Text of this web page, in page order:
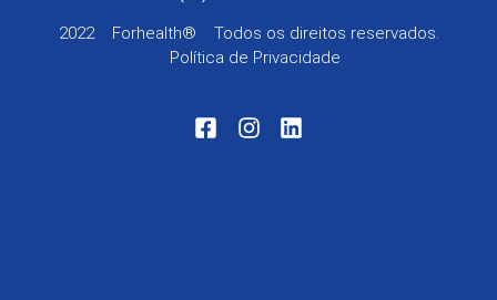
2022 Forhealth®
Todos os direitos reservados.
Política de Privacidade